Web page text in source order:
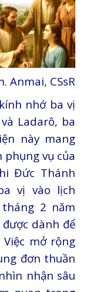
Anmai, CSsR
nhớ ba vị
Ladarô, ba
này mang
vụ của
Đức Thánh
vị vào lịch
2 năm
dành để
mở rộng
đơn thuần
nhận sâu